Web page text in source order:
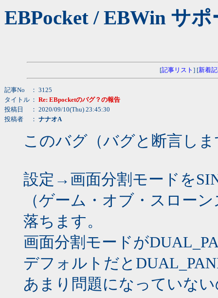
EBPocket / EBWin サ
[記事リスト ] [新着
記事No
： 3125
タイトル ： Re: EBpocketのバグ？の報告
投稿日
： 2020/09/10(Thu) 23:45:30
投稿者
： ナナオA
このバグ（バグと断言し
設定→画面分割モードを
（ゲーム・オブ・スロー
落ちます。
画面分割モードが
デフォルトだと
あまり問題になっていな